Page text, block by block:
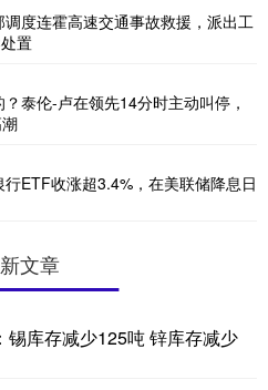
度连霍高速交通事故救援，派出工
置
泰伦-卢在领先14分时主动叫停，
ETF收涨超3.4%，在美联储降息日
文章
库存减少125吨 锌库存减少